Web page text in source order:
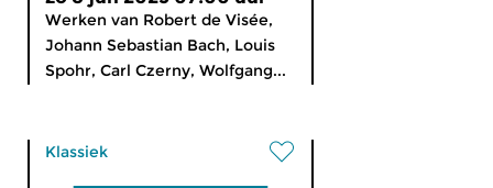
Werken van Robert de Visée,
Johann Sebastian Bach, Louis
Spohr, Carl Czerny, Wolfgang...
Klassiek